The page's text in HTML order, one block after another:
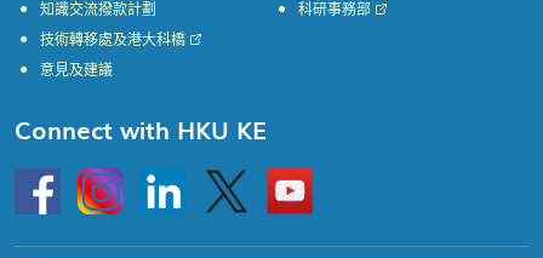
知識交流撥款計劃 科研事務部
技術轉移處及港大科橋
意見及建議
Connect with HKU KE
HKU
InstagramLinkedin Twitter
Go
to
HKU